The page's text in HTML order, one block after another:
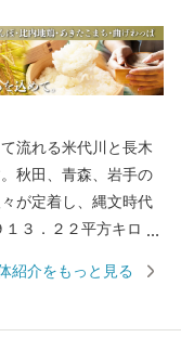
流れる米代川と長木
秋田、青森、岩手の
が定着し、縄文時代
３．２２平方キロメ
高速交通体系の整備
紹介をもっと見る